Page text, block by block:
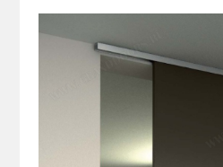
дверным полотном.